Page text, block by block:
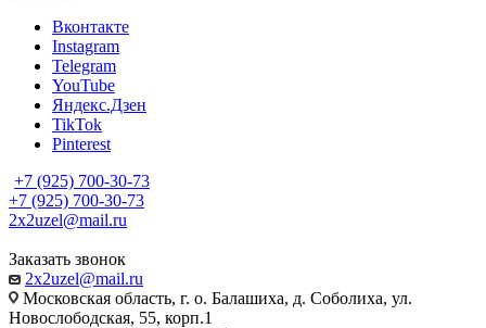
Вконтакте
Instagram
Telegram
YouTube
Яндекс.Дзен
TikTok
Pinterest
+7 (925) 700-30-73
+7 (925) 700-30-73
2x2uzel@mail.ru
Заказать звонок
2x2uzel@mail.ru
Московская область, г. о. Балашиха, д. Соболиха, ул.
Новослободская, 55, корп.1